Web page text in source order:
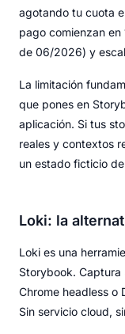
agotando tu cuota
pago comienzan en
de 06/2026) y
La limitación
que pones en
aplicación. Si tus
reales y contextos
un estado ficticio
Loki: la
Loki es una
Storybook. Captura
Chrome headless o
Sin servicio cloud,